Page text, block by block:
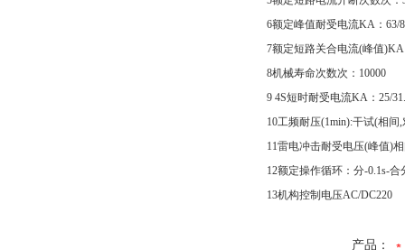
6额定峰值耐受电流KA：63/
7额定短路关合电流(峰值)KA
8机械寿命次数次：10000
9 4S短时耐受电流KA：25/
10工频耐压(1min):干试(相间
11雷电冲击耐受电压(峰值)
12额定操作循环：分-0.1s-合
13机构控制电压AC/DC220
产品：